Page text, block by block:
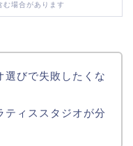
む場合があります
選びで失敗したくな
ティススタジオが分